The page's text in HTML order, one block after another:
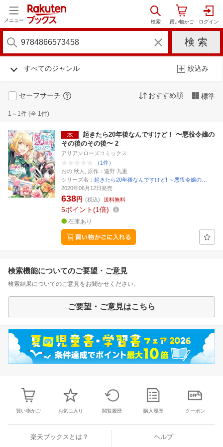
メニュー
すべてのジャンル 絞込み
セーフサーチ おすすめ順 標準
1～1件 (全 1件)
起きたら20年後なんですけど！ 〜悪役令嬢の
その後のその後〜 2
アリアンローズコミックス
（1件）
おの 秋人, 原作：遠野 九重
シリーズ名： 起きたら20年後なんですけど! ～悪役令嬢の…
2020年06月12日発売
638円 (税込) 送料無料
5ポイント 1倍
在庫あり
検索機能についてのご要望・ご意見
検索結果についてのご意見をお聞かせください。
ご要望・ご意見はこちら
買い物かご お気に入り 閲覧履歴 購入履歴 クーポン
楽天ブックスとは？ ヘルプ